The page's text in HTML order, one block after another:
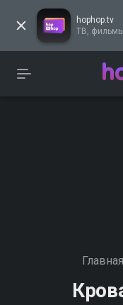
hophop.tv
ТВ,
Главная